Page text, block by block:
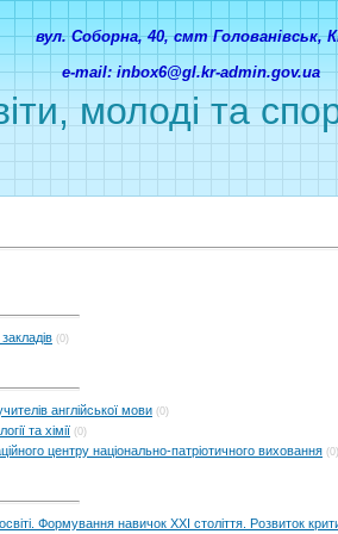
молоді та
вул. Соборна, 40, смт Голованівськ,
e-mail: inbox6@gl.kr-admin.gov.ua
(0)
англійської мови (0)
та хімії (0)
центру національно-патріотичного виховання (0)
освіті. Формування навичок ХХІ століття. Розвиток